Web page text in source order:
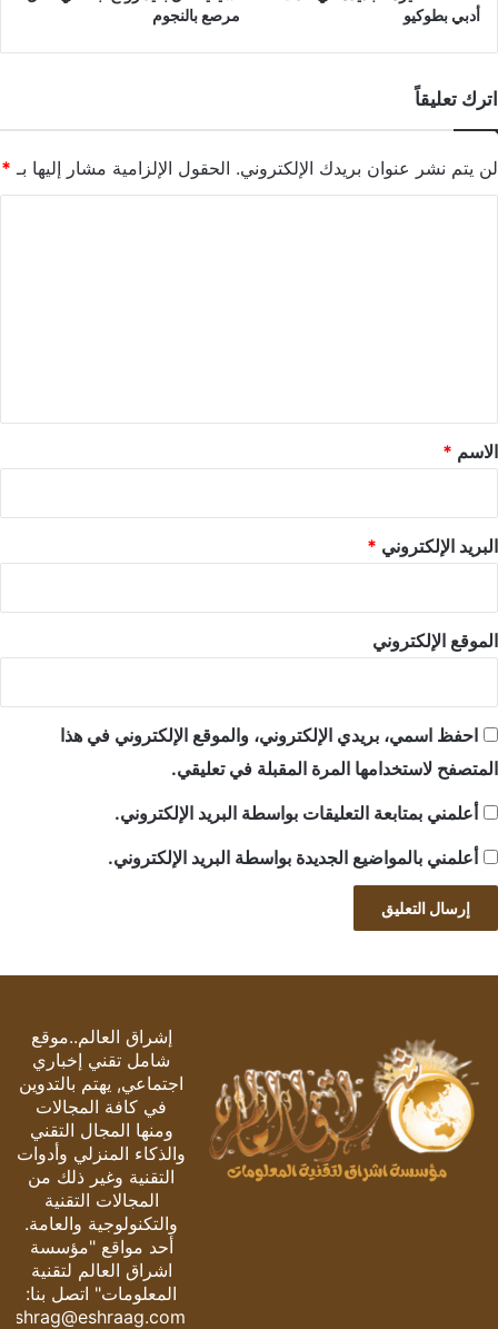
أدبي بطوكيو
مرصع بالنجوم
اترك تعليقاً
لن يتم نشر عنوان بريدك الإلكتروني. الحقول الإلزامية مشار إليها بـ *
*
الاسم *
البريد الإلكتروني *
الموقع الإلكتروني
احفظ اسمي، بريدي الإلكتروني، والموقع الإلكتروني في هذا
المتصفح لاستخدامها المرة المقبلة في تعليقي.
أعلمني بمتابعة التعليقات بواسطة البريد الإلكتروني.
أعلمني بالمواضيع الجديدة بواسطة البريد الإلكتروني.
إشراق العالم..موقع
شامل تقني إخباري
اجتماعي, يهتم بالتدوين
في كافة المجالات
ومنها المجال التقني
والذكاء المنزلي وأدوات
التقنية وغير ذلك من
المجالات التقنية
والتكنولوجية والعامة.
أحد مواقع "مؤسسة
اشراق العالم لتقنية
المعلومات" اتصل بنا:
eshrag@eshraag.com